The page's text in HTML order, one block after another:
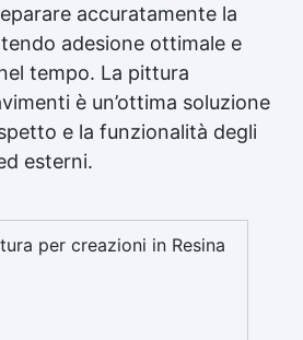
accuratamente la
adesione ottimale e
tempo. La pittura
è un’ottima soluzione
e la funzionalità degli
esterni.